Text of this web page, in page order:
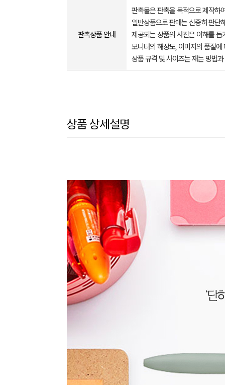
판촉상품 안내
판촉물은 판촉을 목적으로 제작하
일반상품으로 판매는 신중히 판단
제공되는 상품의 사진은 이해를
모니터의 해상도, 이미지의 품질
상품 규격 및 사이즈는 재는 방법
상품 상세설명